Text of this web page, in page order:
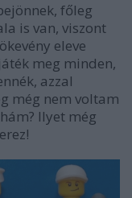
főleg
is van, viszont
eleve
meg minden,
azzal
még nem voltam
Ilyet még